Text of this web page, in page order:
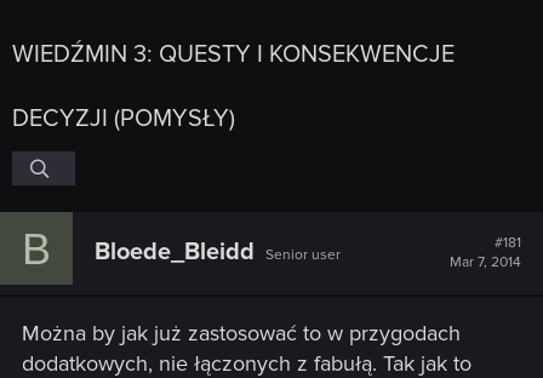
WIEDŹMIN 3: QUESTY I KONSEKWENCJE
DECYZJI (POMYSŁY)
B Bloede_Bleidd Senior user
#181
Mar 7, 2014
Można by jak już zastosować to w przygodach
dodatkowych, nie łączonych z fabułą. Tak jak to